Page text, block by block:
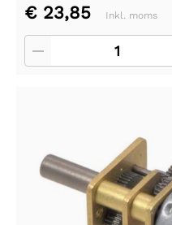
€ 23,85 Inkl. moms